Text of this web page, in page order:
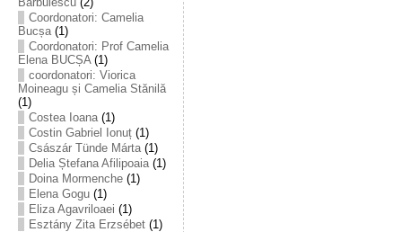
Coordonatori: Camelia
Bucșa(1)
Coordonatori: Prof Camelia
Elena BUCȘA(1)
coordonatori: Viorica
Moineagu și Camelia Stănilă
(1)
Costea Ioana(1)
Costin Gabriel Ionuț(1)
Császár Tünde Márta(1)
Delia Ștefana Afilipoaia(1)
Doina Mormenche(1)
Elena Gogu(1)
Eliza Agavriloaei (1)
Esztány Zita Erzsébet(1)